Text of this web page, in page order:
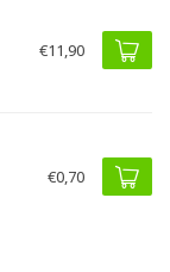
€11,90
€0,70